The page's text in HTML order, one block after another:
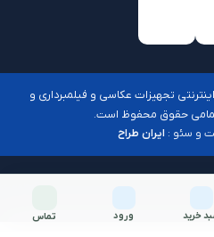
اینترنتی تجهیزات عکاسی و فیلمبرداری و
حقوق محفوظ است.
و سئو : ایران طراح
خرید ورود تماس